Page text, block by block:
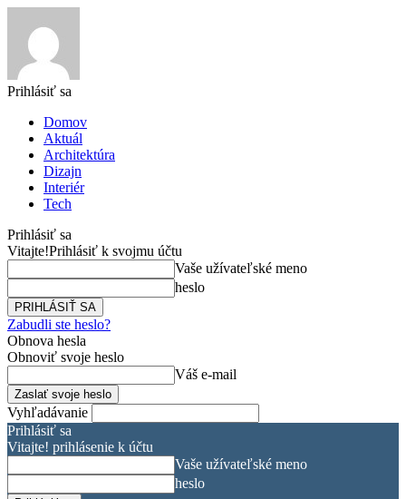
Prihlásiť sa
Domov
Aktuál
Architektúra
Dizajn
Interiér
Tech
Prihlásiť sa
Vitajte!Prihlásiť k svojmu účtu
Vaše užívateľské meno
heslo
Zabudli ste heslo?
Obnova hesla
Obnoviť svoje heslo
Váš e-mail
Vyhľadávanie
Prihlásiť sa
Vitajte! prihlásenie k účtu
Vaše užívateľské meno
heslo